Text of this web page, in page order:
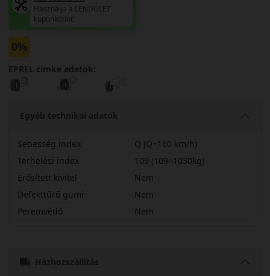
Használja a LENDÜLET
kuponkódot!
0%
EPREL cimke adatok:
Egyéb technikai adatok
Sebesség index
Q (Q=160 km/h)
Terhelési index
109 (109=1030kg)
Erősített kivitel
Nem
Defekttűrő gumi
Nem
Peremvédő
Nem
Házhozszállítás